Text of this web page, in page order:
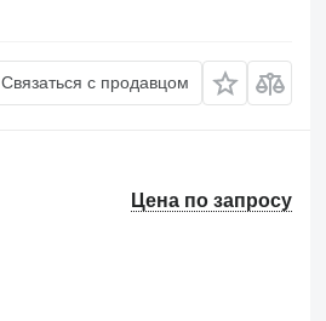
Связаться с продавцом
Цена по запросу